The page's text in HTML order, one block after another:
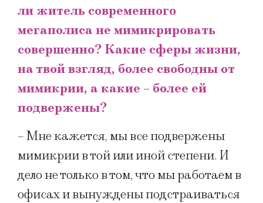
ли житель современного
мегаполиса не мимикрировать
совершенно? Какие сферы жизни,
на твой взгляд, более свободны от
мимикрии, а какие – более ей
подвержены?
– Мне кажется, мы все подвержены
мимикрии в той или иной степени. И
дело не только в том, что мы работаем в
офисах и вынуждены подстраиваться